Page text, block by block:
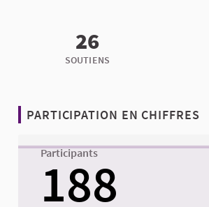
26
SOUTIENS
PARTICIPATION EN CHIFFRES
Participants
188